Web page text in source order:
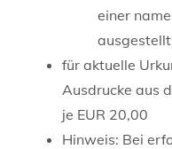
einer
für aktuelle
Ausdrucke aus
je EUR 20,00
Hinweis: Bei